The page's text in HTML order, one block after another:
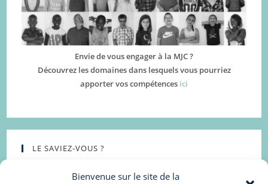
Bienvenue sur le site de la
Envie de vous engager à la MJC ?
Découvrez les domaines dans lesquels vous pourriez
apporter vos compétences ici
LE SAVIEZ-VOUS ?